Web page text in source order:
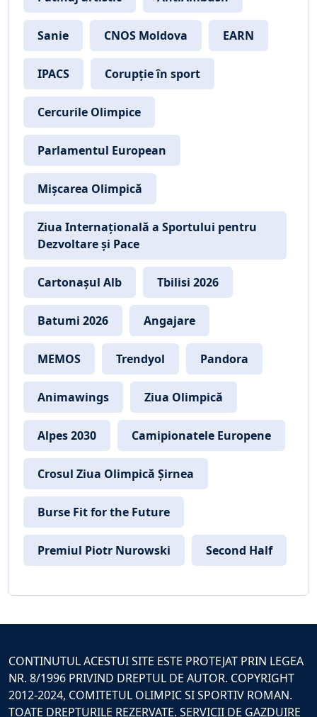
Sanie CNOS Moldova EARN
IPACS Corupție în sport
Cercurile Olimpice
Parlamentul European
Mișcarea Olimpică
Ziua Internațională a Sportului pentru
Dezvoltare și Pace
Cartonașul Alb Tbilisi 2026
Batumi 2026 Angajare
MEMOS Trendyol Pandora
Animawings Ziua Olimpică
Alpes 2030 Camipionatele Europene
Crosul Ziua Olimpică Șirnea
Burse Fit for the Future
Premiul Piotr Nurowski Second Half
CONTINUTUL ACESTUI SITE ESTE PROTEJAT PRIN LEGEA
NR. 8/1996 PRIVIND DREPTUL DE AUTOR. COPYRIGHT
2012-2024, COMITETUL OLIMPIC SI SPORTIV ROMAN.
TOATE DREPTURILE REZERVATE. SERVICII DE GAZDUIRE